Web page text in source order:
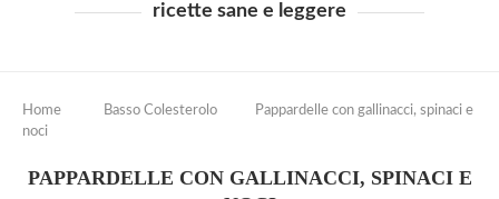
ricette sane e leggere
Home Basso Colesterolo
Pappardelle con gallinacci, spinaci e
noci
PAPPARDELLE CON GALLINACCI, SPINACI E